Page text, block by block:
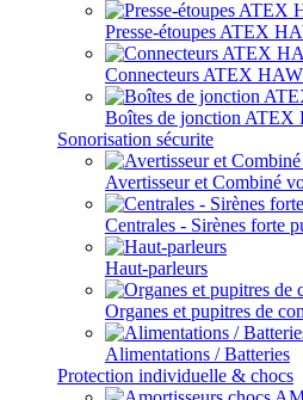
Presse-étoupes ATEX
Connecteurs ATEX
Boîtes de jonction
Sonorisation sécurite
Avertisseur et Combiné
Centrales - Sirènes forte
Haut-parleurs
Organes et pupitres de
Alimentations / Batteries
Protection individuelle & chocs